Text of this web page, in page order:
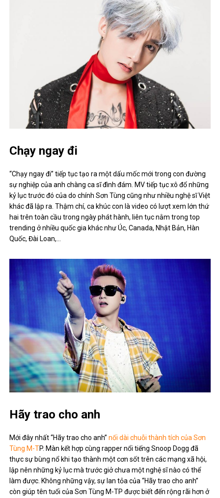
Chạy ngay đi
“Chạy ngay đi” tiếp tục tạo ra một dấu mốc mới trong con đường
sự nghiệp của anh chàng ca sĩ đình đám. MV tiếp tục xô đổ những
kỷ lục trước đó của do chính Sơn Tùng cũng như nhiều nghệ sĩ Việt
khác đã lập ra. Thậm chí, ca khúc con là video có lượt xem lớn thứ
hai trên toàn cầu trong ngày phát hành, liên tục nằm trong top
trending ở nhiều quốc gia khác như Úc, Canada, Nhật Bản, Hàn
Quốc, Đài Loan,…
Hãy trao cho anh
Mới đây nhất “Hãy trao cho anh”nối dài chuỗi thành tích của Sơn
Tùng M-TP. Màn kết hợp cùng rapper nổi tiếng Snoop Dogg đã
thực sự bùng nổ khi tạo thành một cơn sốt trên các mạng xã hội,
lập nên những kỷ lục mà trước giở chưa một nghệ sĩ nào có thể
làm được. Không những vậy, sự lan tỏa của “Hãy trao cho anh”
còn giúp tên tuổi của Sơn Tùng M-TP được biết đến rộng rãi hơn ở